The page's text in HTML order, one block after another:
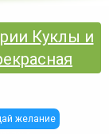
Куклы и
желание